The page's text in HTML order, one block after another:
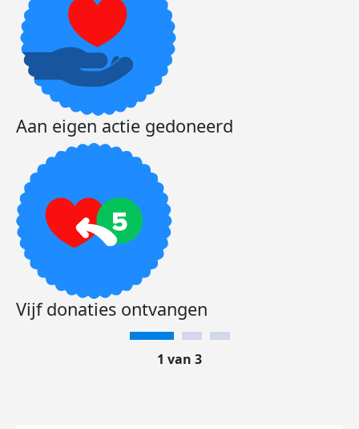
Aan eigen actie gedoneerd
Vijf donaties ontvangen
1 van 3